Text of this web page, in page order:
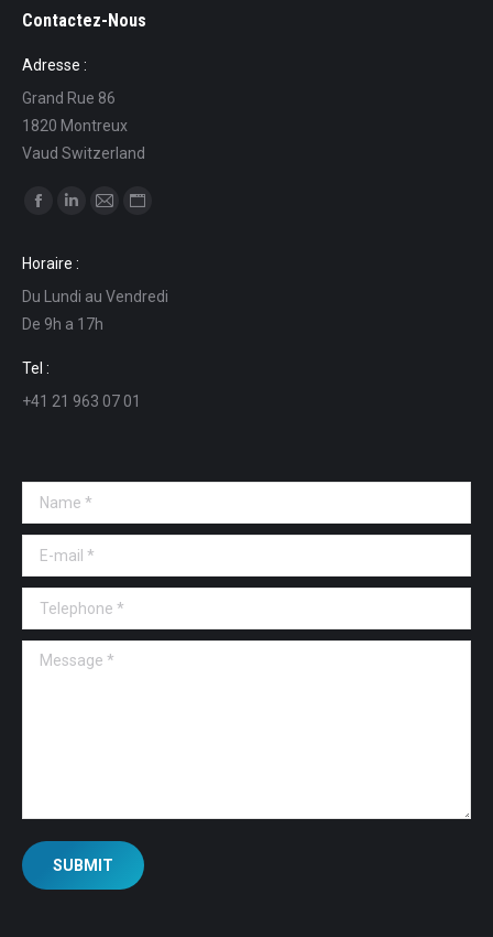
Contactez-Nous
Adresse :
Grand Rue 86
1820 Montreux
Vaud Switzerland
Find us on:
opens
in
new
window
opens
in
new
in
in
Horaire :
Du Lundi au Vendredi
De 9h a 17h
Tel :
+41 21 963 07 01
Name *
E-mail *
Telephone *
Message *
SUBMIT